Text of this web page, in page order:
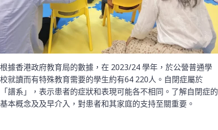
根據香港政府教育局的數據，在 2023/24 學年，於公營普通學
校就讀而有特殊教育需要的學生約有64 220人。自閉症屬於
「譜系」，表示患者的症狀和表現可能各不相同。了解自閉症的
基本概念及及早介入，對患者和其家庭的支持至關重要。